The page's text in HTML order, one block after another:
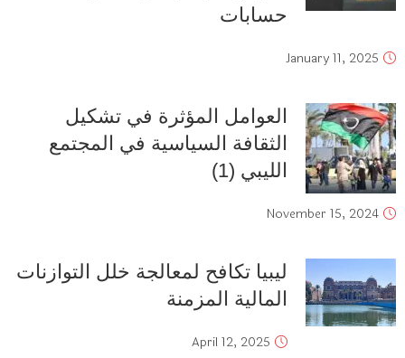
حسابات
January 11, 2025
العوامل المؤثرة في تشكيل
الثقافة السياسية في المجتمع
الليبي (1)
November 15, 2024
ليبيا تكافح لمعالجة خلل التوازنات
المالية المزمنة
April 12, 2025